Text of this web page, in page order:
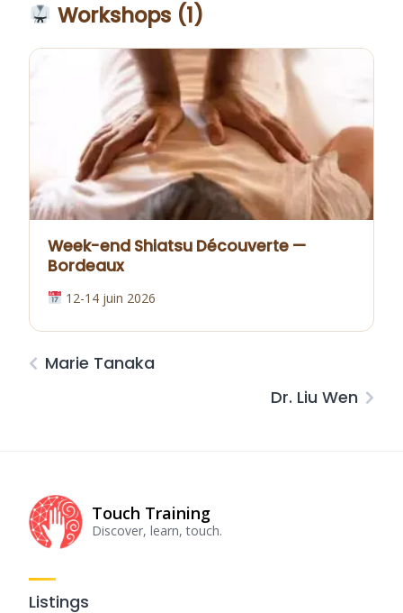
Workshops (1)
Week-end Shiatsu Découverte —
Bordeaux
12-14 juin 2026
Marie Tanaka
Dr. Liu Wen
Touch Training
Discover, learn, touch.
Listings